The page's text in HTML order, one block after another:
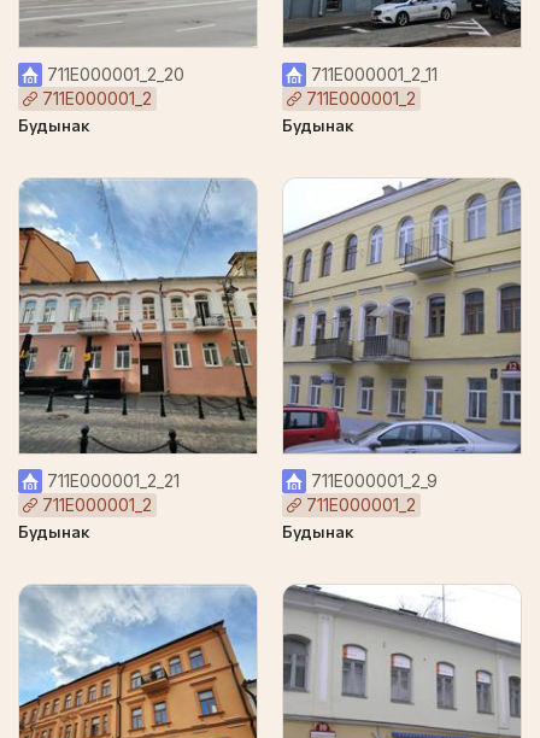
711Е000001_2_20
711Е000001_2
Будынак
711Е000001_2_21
711Е000001_2
Будынак
711Е000001_2_11
711Е000001_2
Будынак
711Е000001_2_9
711Е000001_2
Будынак